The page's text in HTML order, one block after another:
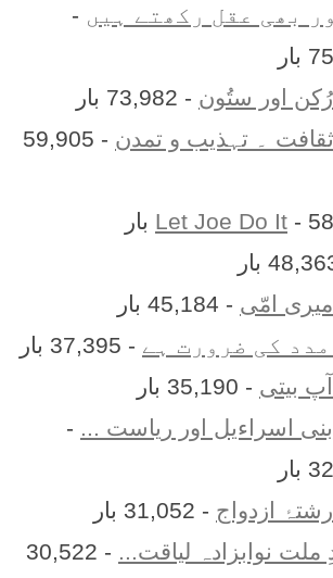
بھی عقل رکھتے ہیں
-
- 73,982 بار
- 59,905
Let Joe Do It بار
- 45,184 بار
کی ضرورت ہے - 37,395 بار
- 35,190 بار
-
- 31,052 بار
نوابزادہ لیاقت...
- 30,522